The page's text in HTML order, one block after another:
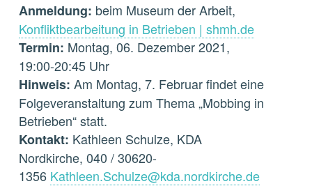
Anmeldung: beim Museum der Arbeit,
Konfliktbearbeitung in Betrieben | shmh.de
Termin: Montag, 06. Dezember 2021,
19:00-20:45 Uhr
Hinweis: Am Montag, 7. Februar findet eine
Folgeveranstaltung zum Thema „Mobbing in
Betrieben“ statt.
Kontakt: Kathleen Schulze, KDA
Nordkirche, 040 / 30620-
1356 Kathleen.Schulze@kda.nordkirche.de